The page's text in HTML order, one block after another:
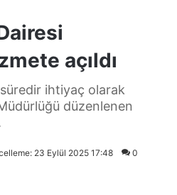
açıldı
ihtiyaç olarak
düzenlenen
23 Eylül 2025 17:48 0